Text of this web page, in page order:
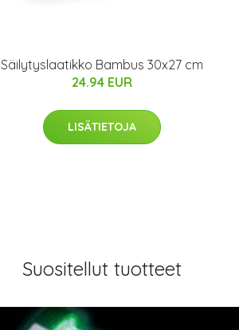
Säilytyslaatikko Bambus 30x27 cm
24.94 EUR
LISÄTIETOJA
Suositellut tuotteet